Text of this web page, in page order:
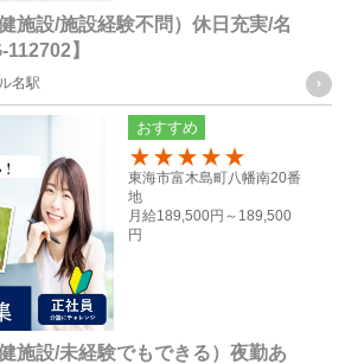
の項目及び利用目的
フの方の個人情報
る諸手続き（年金、労働保険等）を行
各社の人事担当者がその目的の限りに
所、電話番号は、法令に基づく各種手
のことがあった際の緊急連絡先として
における人員配置を検討する際の資料
施設/施設経験不問）休日充実/名
】
名駅
施設/未経験でもできる）夜勤あ
おすすめ
100
東海市富木島町八幡南20番
地
月給189,500円～ 189,500
円